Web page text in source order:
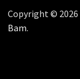
Copyright © 2026
Bam.